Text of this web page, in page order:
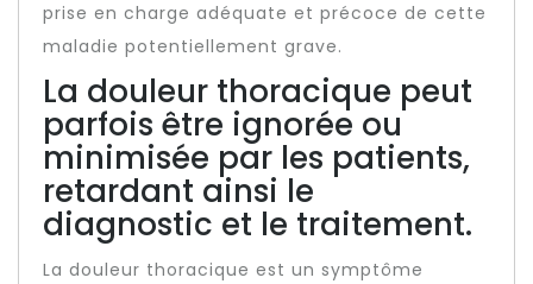
prise en charge adéquate et précoce de cette
maladie potentiellement grave.
La douleur thoracique peut
parfois être ignorée ou
minimisée par les patients,
retardant ainsi le
diagnostic et le traitement.
La douleur thoracique est un symptôme